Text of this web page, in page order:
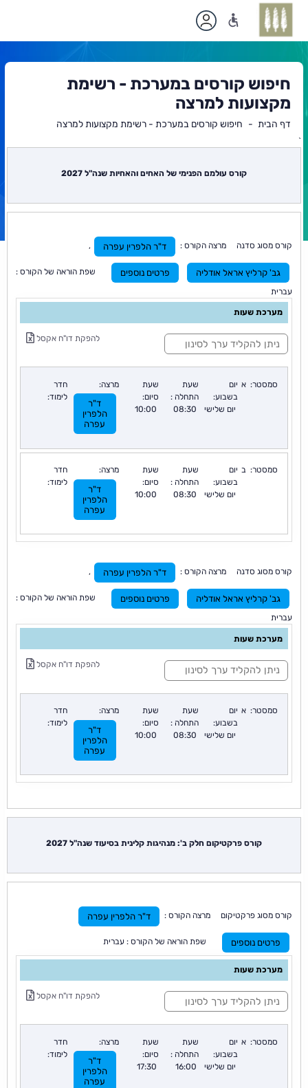
חיפוש קורסים במערכת - רשימת
מקצועות למרצה
דף הבית חיפוש קורסים במערכת - רשימת מקצועות למרצה
`
קורס עולמם הפנימי של האחים והאחיות שנה"ל 2027
קורס מסוג סדנה מרצה הקורס : ד"ר הלפרין עפרה ,
גב' קרליץ אראל אודליה פרטים נוספים שפת הוראה של הקורס :
עברית
מערכת שעות
ס
נ
ו
להפקת דו"ח אקסל
סמסטר: א יום
בשבוע:
יום שלישי
שעת
התחלה :
שעת
סיום:
מרצה:
ד"ר
הלפרין
עפרה
חדר
לימוד:
סמסטר: ב יום
בשבוע:
יום שלישי
שעת
התחלה :
שעת
סיום:
מרצה:
ד"ר
הלפרין
עפרה
חדר
לימוד:
קורס מסוג סדנה מרצה הקורס : ד"ר הלפרין עפרה ,
גב' קרליץ אראל אודליה פרטים נוספים שפת הוראה של הקורס :
עברית
מערכת שעות
ס
נ
ו
להפקת דו"ח אקסל
סמסטר: א יום
בשבוע:
יום שלישי
שעת
התחלה :
שעת
סיום:
מרצה:
ד"ר
הלפרין
עפרה
חדר
לימוד:
קורס פרקטיקום חלק ב': מנהיגות קלינית בסיעוד שנה"ל 2027
קורס מסוג פרקטיקום מרצה הקורס : ד"ר הלפרין עפרה
פרטים נוספים שפת הוראה של הקורס : עברית
מערכת שעות
ס
נ
ו
להפקת דו"ח אקסל
סמסטר: א יום
בשבוע:
יום שלישי
שעת
התחלה :
שעת
סיום:
מרצה:
ד"ר
הלפרין
עפרה
חדר
לימוד: